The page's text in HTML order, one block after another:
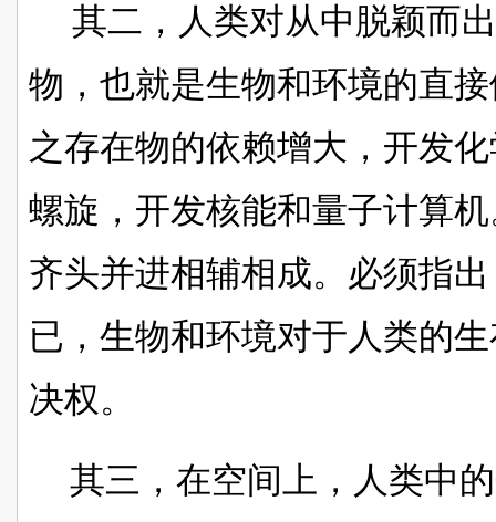
其二，人类对从中脱颖而
物，也就是生物和环境的直
之存在物的依赖增大，开发
螺旋，开发核能和量子计算
齐头并进相辅相成。必须指
已，生物和环境对于人类的
决权。
其三， 在空间上，人类中